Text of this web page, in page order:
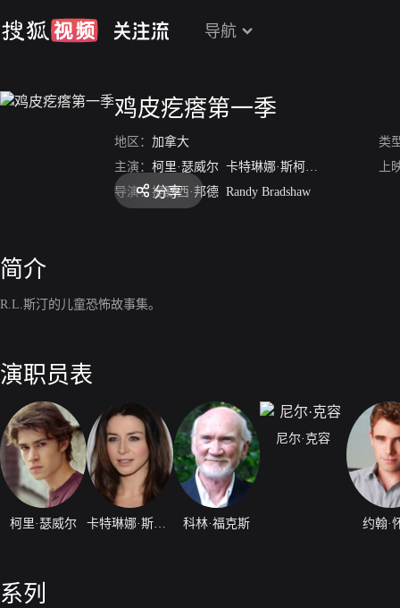
导航
鸡皮疙瘩第一季
地区： 加拿大
类
主演： 柯里·瑟威尔 卡特琳娜·斯柯松 科林·福克斯上
导演： 提默西·邦德 Randy Bradshaw
分享
简介
R.L.斯汀的儿童恐怖故事集。
演职员表
柯里·瑟威尔 科林·福克斯
尼尔·克容
约翰·
系列